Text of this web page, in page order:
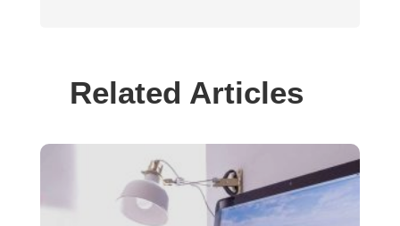
Related Articles